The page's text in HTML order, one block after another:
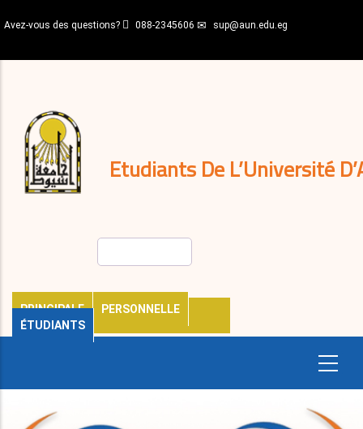
au
principal
Avez-vous des questions? 088-2345606 sup@aun.edu.eg
Etudiants De L’Université
PRINCIPALE
PERSONNELLE
ÉTUDIANTS
décisions
Expatriés
Journal